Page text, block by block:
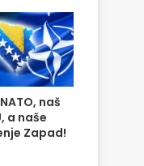
naš
a naše
Zapad!